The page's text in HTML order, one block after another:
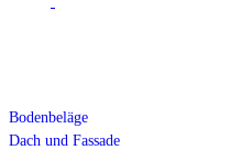
Bodenbeläge
Dach und Fassade